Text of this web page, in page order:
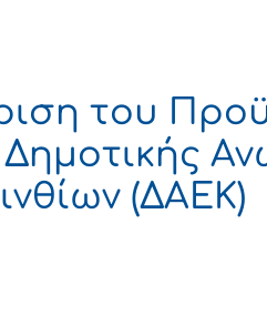
του
(ΔΑΕΚ)